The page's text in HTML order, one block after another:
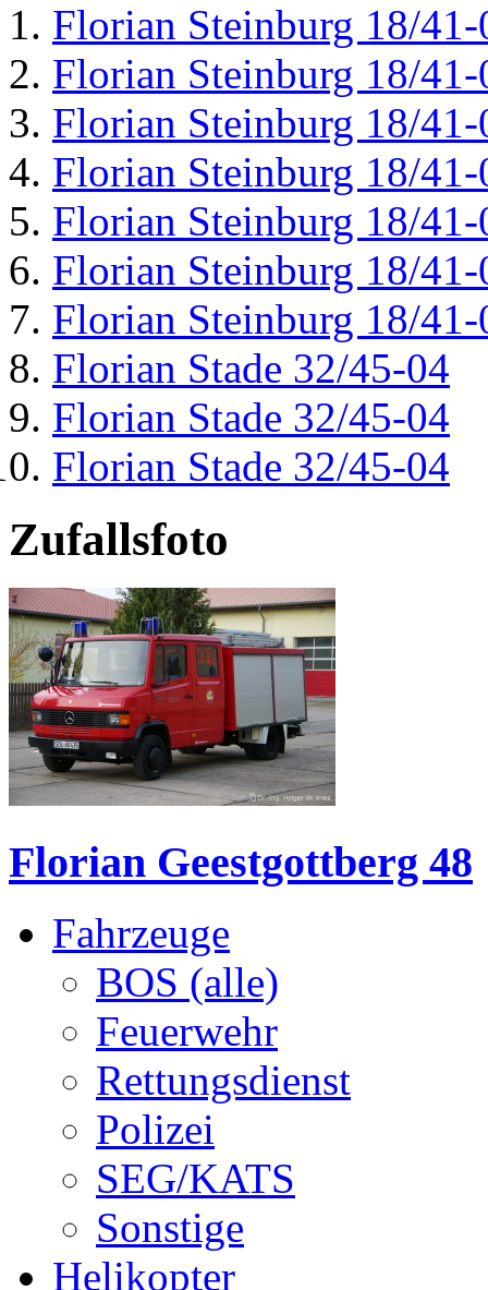
Florian Steinburg 18/41-
Florian Steinburg 18/41-
Florian Steinburg 18/41-
Florian Steinburg 18/41-
Florian Steinburg 18/41-
Florian Steinburg 18/41-
Florian Steinburg 18/41-
Florian Stade 32/45-04
Florian Stade 32/45-04
Florian Stade 32/45-04
Zufallsfoto
Florian Geestgottberg 48
Fahrzeuge
BOS (alle)
Feuerwehr
Rettungsdienst
Polizei
SEG/KATS
Sonstige
Helikopter